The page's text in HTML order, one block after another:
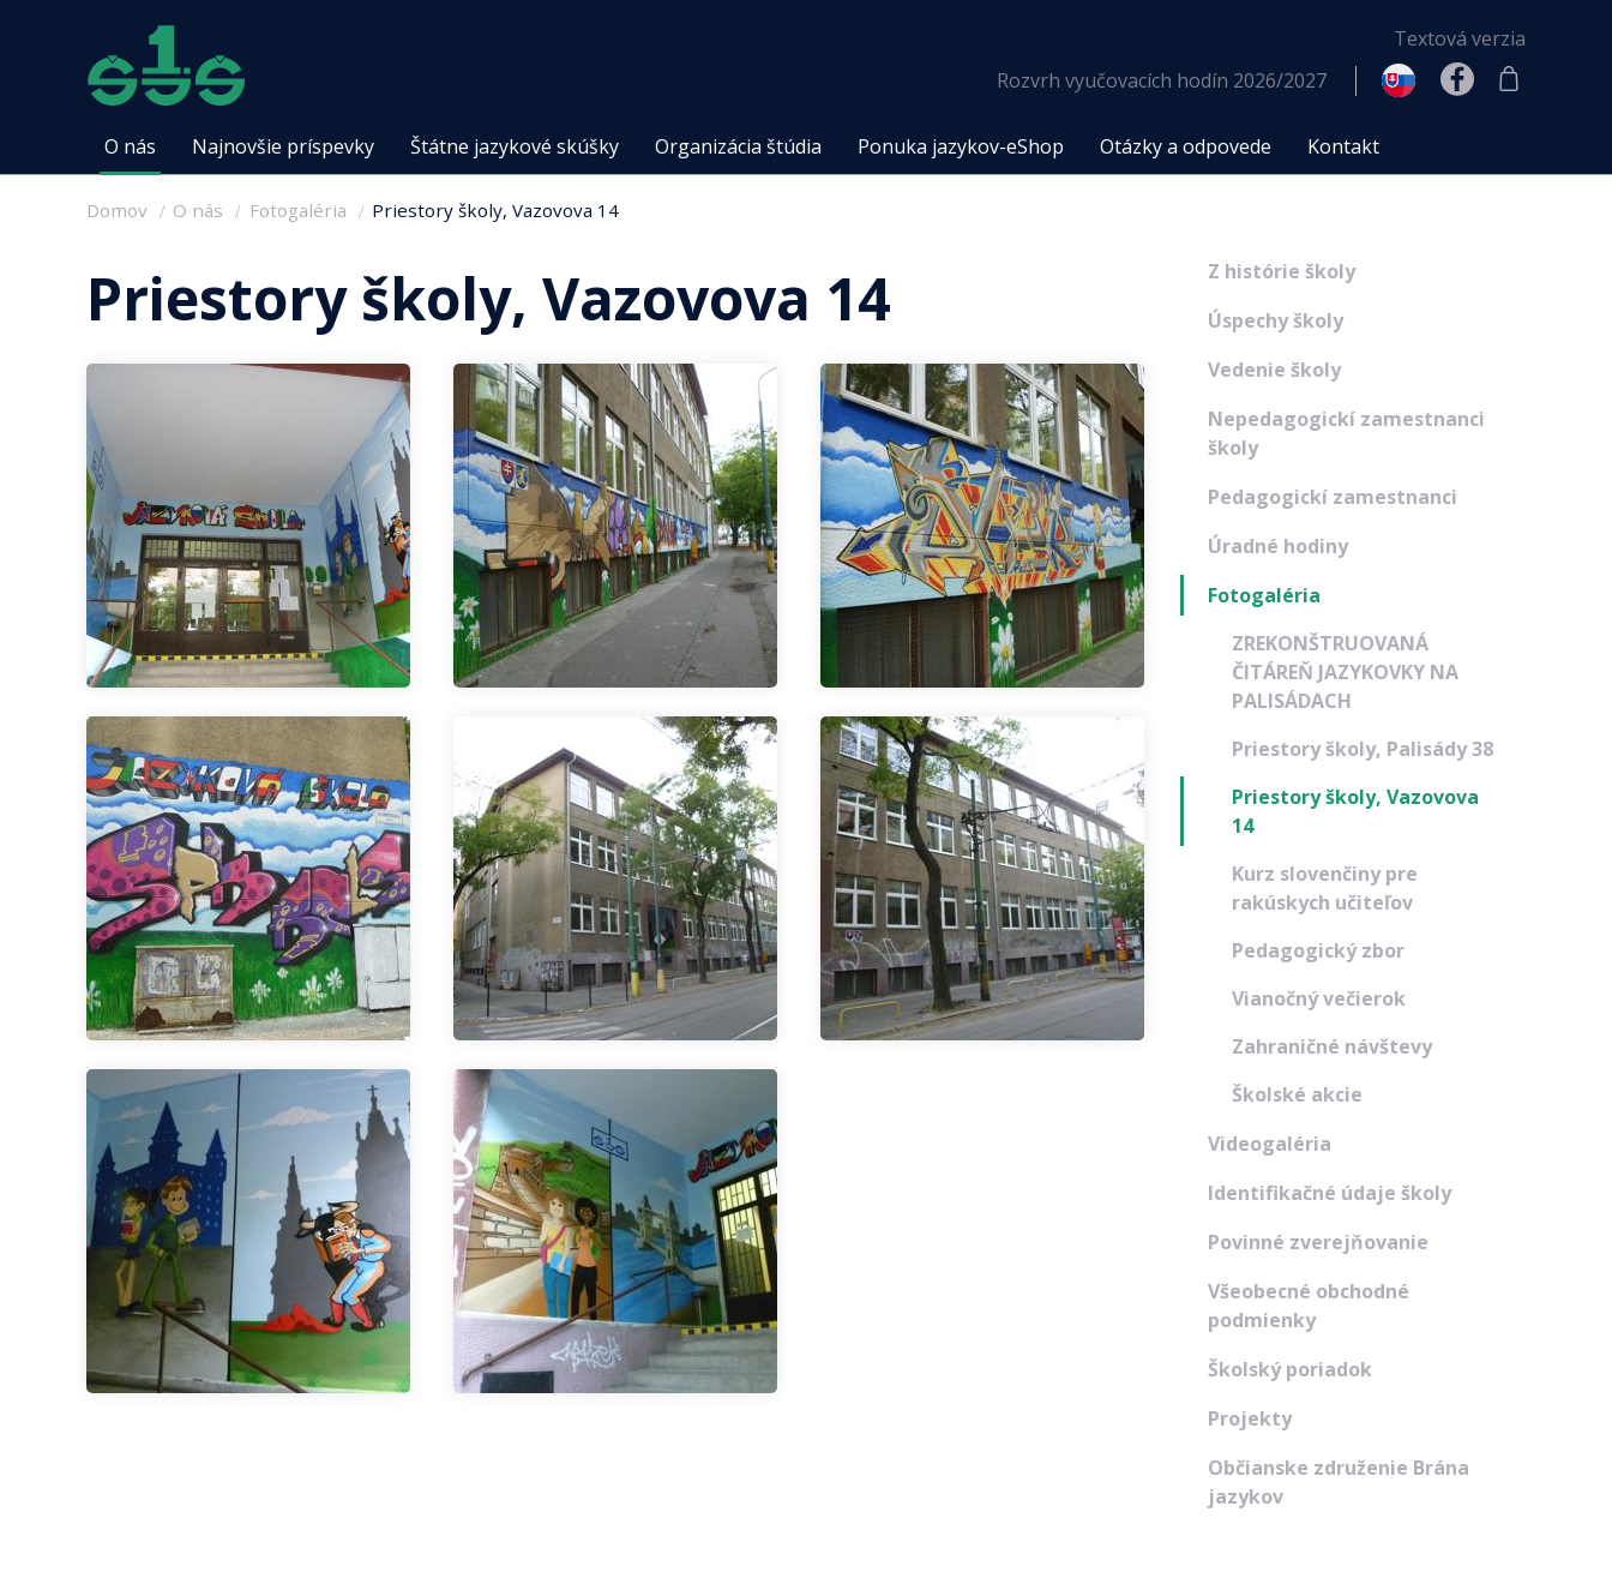
Textová verzia
Rozvrh vyučovacích hodín 2026/2027
O nás Najnovšie príspevky Štátne jazykové skúšky Organizácia štúdia Ponuka jazykov-eShop Otázky a odpovede Kontakt
Domov O nás Fotogaléria Priestory školy, Vazovova 14
Priestory školy, Vazovova 14
Z histórie školy
Úspechy školy
Vedenie školy
Nepedagogickí zamestnanci
školy
Pedagogickí zamestnanci
Úradné hodiny
Fotogaléria
ZREKONŠTRUOVANÁ
ČITÁREŇ JAZYKOVKY NA
PALISÁDACH
Priestory školy, Palisády 38
Priestory školy, Vazovova
14
Kurz slovenčiny pre
rakúskych učiteľov
Pedagogický zbor
Vianočný večierok
Zahraničné návštevy
Školské akcie
Videogaléria
Identifikačné údaje školy
Povinné zverejňovanie
Všeobecné obchodné
podmienky
Školský poriadok
Projekty
Občianske združenie Brána
jazykov